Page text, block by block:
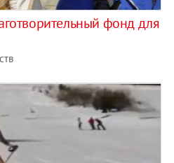
фонд для